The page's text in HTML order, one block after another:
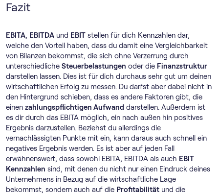
Fazit
EBITA, EBITDA und EBIT stellen für dich Kennzahlen dar,
welche den Vorteil haben, dass du damit eine Vergleichbarkeit
von Bilanzen bekommst, die sich ohne Verzerrung durch
unterschiedliche Steuerbelastungen oder die Finanzstruktur
darstellen lassen. Dies ist für dich durchaus sehr gut um deinen
wirtschaftlichen Erfolg zu messen. Du darfst aber dabei nicht in
den Hintergrund schieben, dass es andere Faktoren gibt, die
einen zahlungspflichtigen Aufwand darstellen. Außerdem ist
es dir durch das EBITA möglich, ein nach außen hin positives
Ergebnis darzustellen. Beziehst du allerdings die
vernachlässigten Punkte mit ein, kann daraus auch schnell ein
negatives Ergebnis werden. Es ist aber auf jeden Fall
erwähnenswert, dass sowohl EBITA, EBITDA als auch EBIT
Kennzahlen sind, mit denen du nicht nur einen Eindruck deines
Unternehmens in Bezug auf die wirtschaftliche Lage
bekommst, sondern auch auf die Profitabilität und die